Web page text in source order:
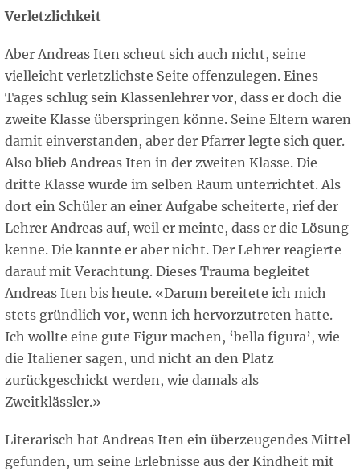
Verletzlichkeit
Aber Andreas Iten scheut sich auch nicht, seine
vielleicht verletzlichste Seite offenzulegen. Eines
Tages schlug sein Klassenlehrer vor, dass er doch die
zweite Klasse überspringen könne. Seine Eltern waren
damit einverstanden, aber der Pfarrer legte sich quer.
Also blieb Andreas Iten in der zweiten Klasse. Die
dritte Klasse wurde im selben Raum unterrichtet. Als
dort ein Schüler an einer Aufgabe scheiterte, rief der
Lehrer Andreas auf, weil er meinte, dass er die Lösung
kenne. Die kannte er aber nicht. Der Lehrer reagierte
darauf mit Verachtung. Dieses Trauma begleitet
Andreas Iten bis heute. «Darum bereitete ich mich
stets gründlich vor, wenn ich hervorzutreten hatte.
Ich wollte eine gute Figur machen, ‘bella figura’, wie
die Italiener sagen, und nicht an den Platz
zurückgeschickt werden, wie damals als
Zweitklässler.»
Literarisch hat Andreas Iten ein überzeugendes Mittel
gefunden, um seine Erlebnisse aus der Kindheit mit